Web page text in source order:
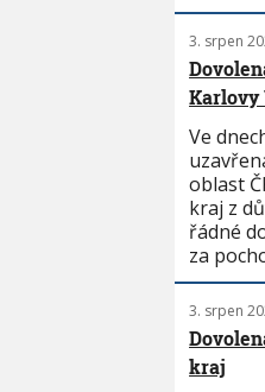
3. srpen
Karlovy
Ve
oblast
kraj z
řádné
za
3. srpen
kraj